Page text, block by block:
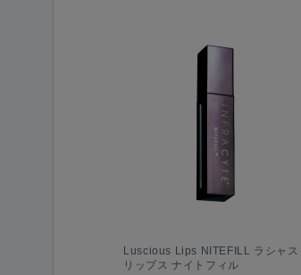
Luscious Lips NITEFILL ラシャス
リップス ナイトフィル